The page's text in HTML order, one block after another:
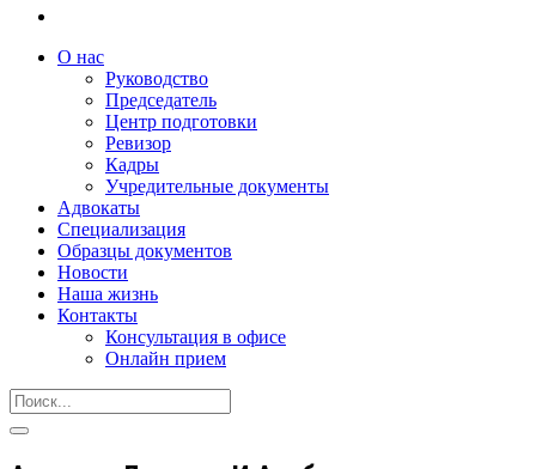
О нас
Руководство
Председатель
Центр подготовки
Ревизор
Кадры
Учредительные документы
Адвокаты
Специализация
Образцы документов
Новости
Наша жизнь
Контакты
Консультация в офисе
Онлайн прием